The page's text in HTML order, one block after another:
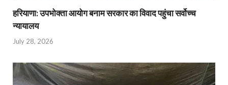
हरियाणा: उपभोक्ता आयोग बनाम सरकार का विवाद पहुंचा सर्वोच्च
न्यायालय
July 28, 2026